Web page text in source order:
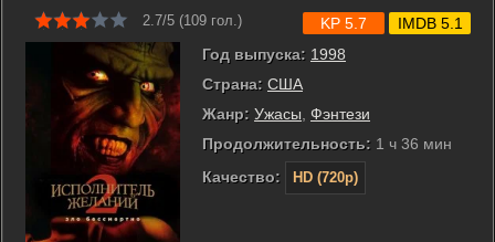
2.7/5 (109 гол.)
Год выпуска: 1998
Страна: США
Жанр: Ужасы Фэнтези
Продолжительность: 1 ч 36 мин
Качество:
HD (720p)
KP 5.7 IMDB 5.1